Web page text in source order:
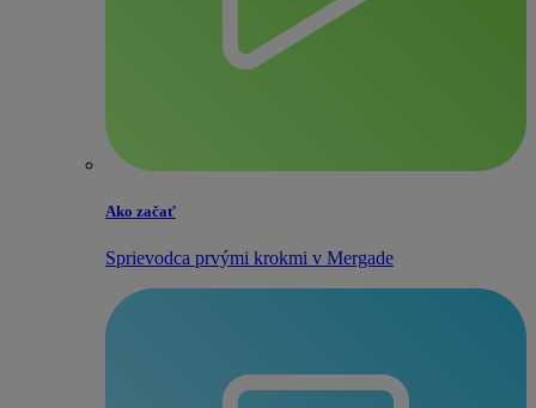
Ako začať
Sprievodca prvými krokmi v Mergade